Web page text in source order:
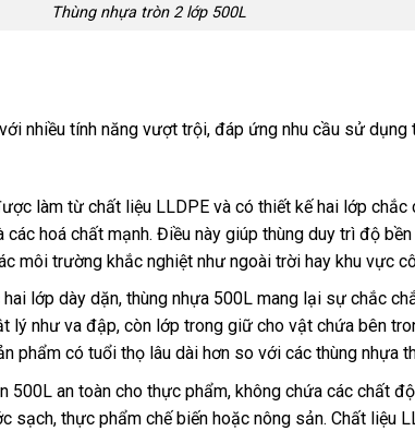
Thùng nhựa tròn 2 lớp 500L
nhiều tính năng vượt trội, đáp ứng nhu cầu sử
làm từ chất liệu LLDPE và có thiết kế hai lớp chắc
hoá chất mạnh. Điều này giúp thùng duy trì độ
môi trường khắc nghiệt như ngoài trời hay khu vực
lớp dày dặn, thùng nhựa 500L mang lại sự chắc
lý như va đập, còn lớp trong giữ cho vật chứa bên
phẩm có tuổi thọ lâu dài hơn so với các thùng nhựa
500L an toàn cho thực phẩm, không chứa các chất
sạch, thực phẩm chế biến hoặc nông sản. Chất liệu